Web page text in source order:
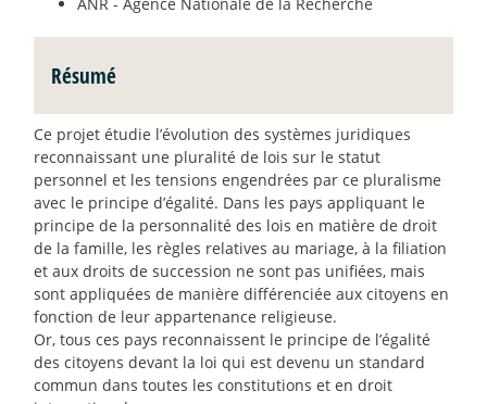
ANR - Agence Nationale de la Recherche
Résumé
Ce projet étudie l’évolution des systèmes juridiques
reconnaissant une pluralité de lois sur le statut
personnel et les tensions engendrées par ce pluralisme
avec le principe d’égalité. Dans les pays appliquant le
principe de la personnalité des lois en matière de droit
de la famille, les règles relatives au mariage, à la filiation
et aux droits de succession ne sont pas unifiées, mais
sont appliquées de manière différenciée aux citoyens en
fonction de leur appartenance religieuse.
Or, tous ces pays reconnaissent le principe de l’égalité
des citoyens devant la loi qui est devenu un standard
commun dans toutes les constitutions et en droit